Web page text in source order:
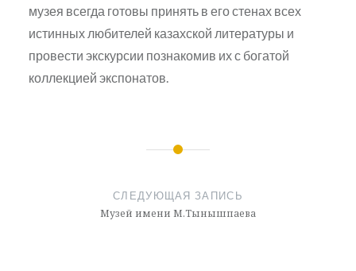
музея всегда готовы принять в его стенах всех
истинных любителей казахской литературы и
провести экскурсии познакомив их с богатой
коллекцией экспонатов.
СЛЕДУЮЩАЯ ЗАПИСЬ
Музей имени М.Тынышпаева